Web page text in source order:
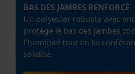
BAS DES JAMBES RENFORCÉ
Un polyester robuste avec
protège le bas des jambes
l'humidité tout en lui
solidité.